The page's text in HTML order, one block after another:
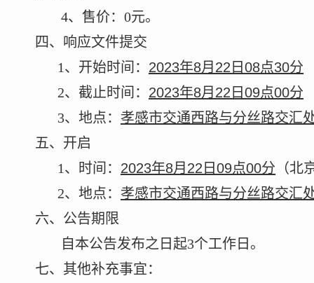
4、售价： 0元。
四、响应文件提交
1、开始时间： 2023年8月22日08点30分
2、 截止时间： 2023年8月22日09点00分
3、 地点： 孝感市交通西路与分丝路交汇
五、开启
1、 时间： 2023年8月22日09点00分 （北
2、 地点： 孝感市交通西路与分丝路交汇
六、公告期限
自本公告发布之日起3个工作日。
七、其他补充事宜：